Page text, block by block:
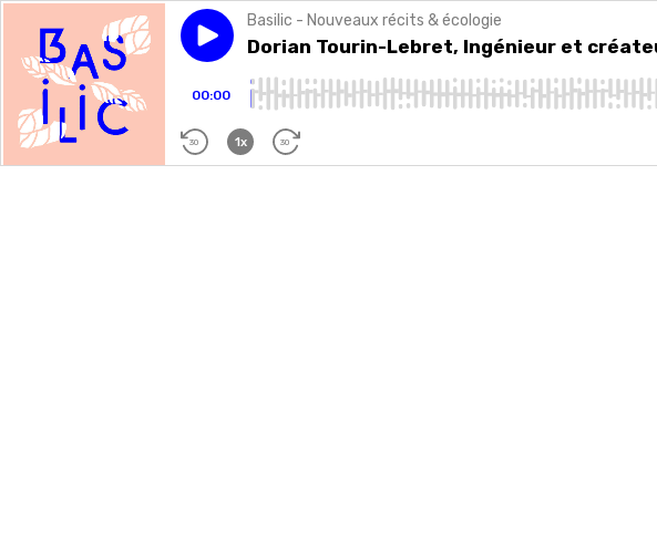
Play episodeDorian Tourin-Lebret, Ingénieur et créateur du 1er
Basilic - Nouveaux récits & écologie
Dorian Tourin-Lebret, Ingénieur et
00:00
30 1x 30